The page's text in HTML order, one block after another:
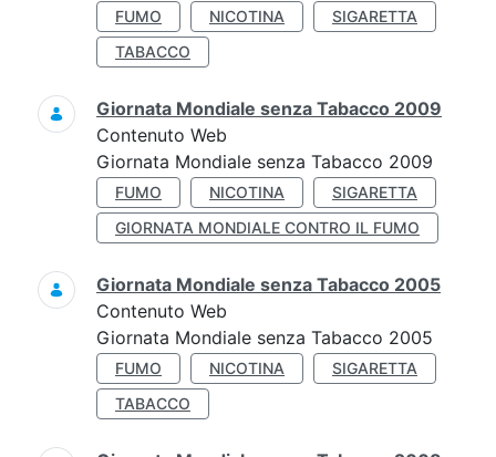
FUMO NICOTINA
SIGARETTA
TABACCO
Giornata Mondiale senza Tabacco 2009
Contenuto Web
Giornata Mondiale senza Tabacco 2009
FUMO NICOTINA
SIGARETTA
GIORNATA MONDIALE CONTRO IL FUMO
Giornata Mondiale senza Tabacco 2005
Contenuto Web
Giornata Mondiale senza Tabacco 2005
FUMO NICOTINA
SIGARETTA
TABACCO